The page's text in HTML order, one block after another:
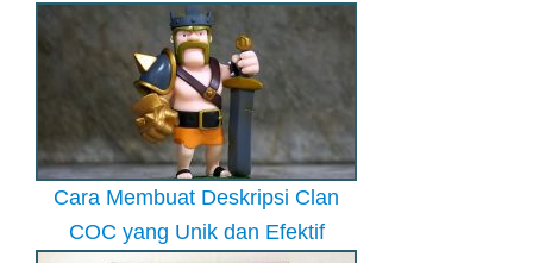
Cara Membuat Deskripsi Clan
COC yang Unik dan Efektif